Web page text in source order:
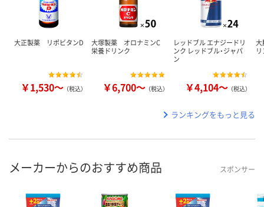
大正製薬 リポビタンD
￥1,530～ （税込）
大塚製薬 オロナミンC
栄養ドリンク
￥6,700～ （税込）
レッドブル エナジードリ
ンク レッドブル・ジャパ
ン
￥4,104～ （税込）
大
ランキングをもっと見る
メーカーからのおすすめ商品 スポンサー